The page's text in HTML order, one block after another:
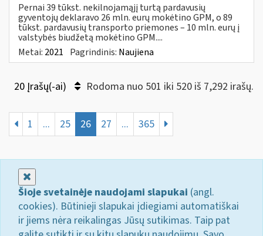
Pernai 39 tūkst. nekilnojamąjį turtą pardavusių
gyventojų deklaravo 26 mln. eurų mokėtino GPM, o 89
tūkst. pardavusių transporto priemones – 10 mln. eurų į
valstybės biudžetą mokėtino GPM....
Metai: 2021 Pagrindinis: Naujiena
20 Įrašų(-ai) Rodoma nuo 501 iki 520 iš 7,292 irašų.
1 ... 25 26 27 ... 365
Šioje svetainėje naudojami slapukai (angl.
cookies). Būtinieji slapukai įdiegiami automatiškai
ir jiems nėra reikalingas Jūsų sutikimas. Taip pat